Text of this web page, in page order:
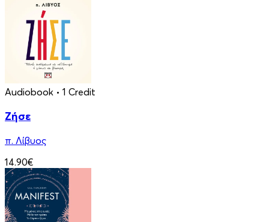
Audiobook • 1 Credit
Ζήσε
π. Λίβυος
14.90€